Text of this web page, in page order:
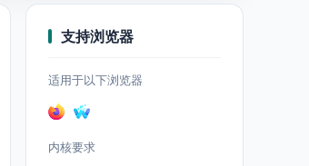
支持浏览器
适用于以下浏览器
内核要求